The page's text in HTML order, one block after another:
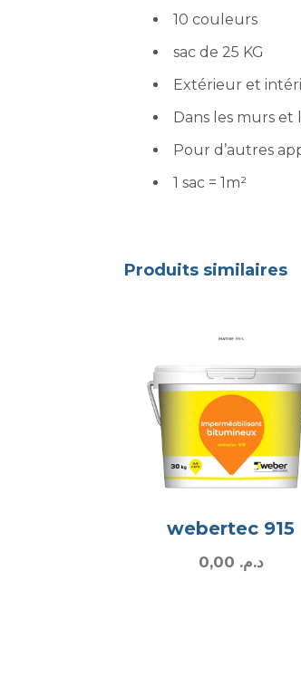
10 couleurs
sac de 25 KG
Extérieur et
Dans les murs et
Pour d’autres
1 sac = 1m²
Produits similaires
webertec 915
د.م.